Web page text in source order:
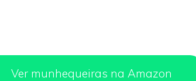
Ver munhequeiras na Amazon